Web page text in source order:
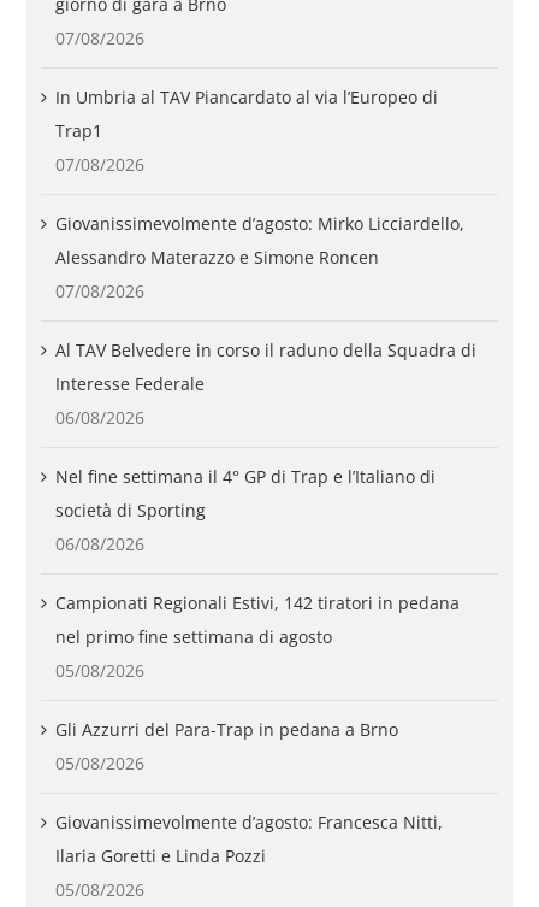
07/08/2026
In Umbria al TAV Piancardato al via l’Europeo di
Trap1
07/08/2026
Giovanissimevolmente d’agosto: Mirko Licciardello,
Alessandro Materazzo e Simone Roncen
07/08/2026
Al TAV Belvedere in corso il raduno della Squadra di
Interesse Federale
06/08/2026
Nel fine settimana il 4° GP di Trap e l’Italiano di
società di Sporting
06/08/2026
Campionati Regionali Estivi, 142 tiratori in pedana
nel primo fine settimana di agosto
05/08/2026
Gli Azzurri del Para-Trap in pedana a Brno
05/08/2026
Giovanissimevolmente d’agosto: Francesca Nitti,
Ilaria Goretti e Linda Pozzi
05/08/2026